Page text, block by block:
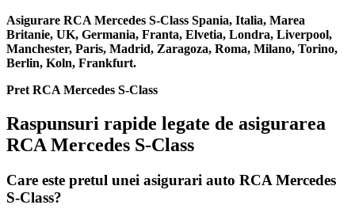
Asigurare RCA Mercedes S-Class Spania, Italia, Marea
Britanie, UK, Germania, Franta, Elvetia, Londra, Liverpool,
Manchester, Paris, Madrid, Zaragoza, Roma, Milano, Torino,
Berlin, Koln, Frankfurt.
Pret RCA Mercedes S-Class
Raspunsuri rapide legate de asigurarea
RCA Mercedes S-Class
Care este pretul unei asigurari auto RCA Mercedes
S-Class?